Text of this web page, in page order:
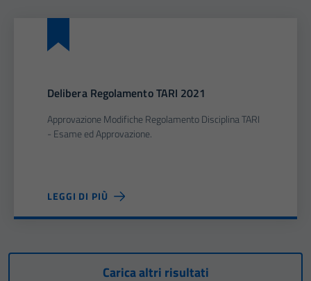
Delibera Regolamento TARI 2021
Approvazione Modifiche Regolamento Disciplina TARI
- Esame ed Approvazione.
LEGGI DI PIÙ
Carica altri risultati